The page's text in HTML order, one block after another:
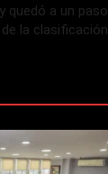
quedó a un paso
de la clasificación